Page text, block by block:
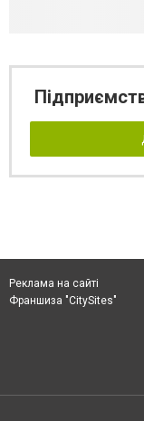
Реклама на сайті
Франшиза "CitySites"